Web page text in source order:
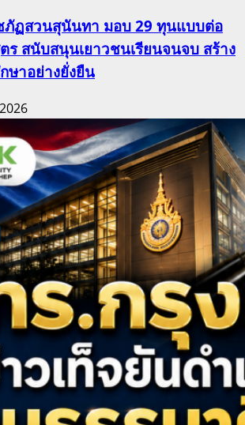
ภัฏสวนสุนันทา มอบ 29 ทุนแบบต่อ
ร สนับสนุนเยาวชนเรียนจนจบ สร้าง
ษาอย่างยั่งยืน